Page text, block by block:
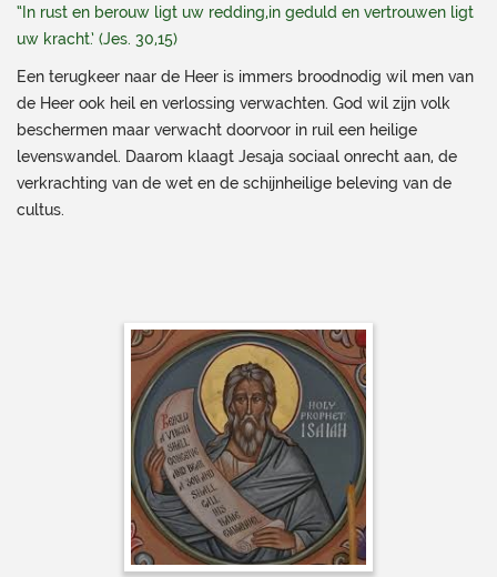
“In rust en berouw ligt uw redding,in geduld en vertrouwen ligt
uw kracht.’ (Jes. 30,15)
Een terugkeer naar de Heer is immers broodnodig wil men van
de Heer ook heil en verlossing verwachten. God wil zijn volk
beschermen maar verwacht doorvoor in ruil een heilige
levenswandel. Daarom klaagt Jesaja sociaal onrecht aan, de
verkrachting van de wet en de schijnheilige beleving van de
cultus.